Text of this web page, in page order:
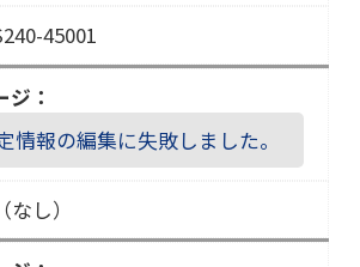
45001
情報の編集に失敗しました。
（なし）